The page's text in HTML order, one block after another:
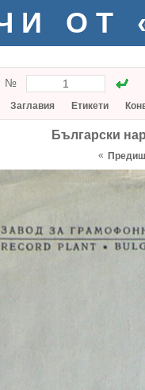
ОТ
№
Заглавия Етикети
Български
«